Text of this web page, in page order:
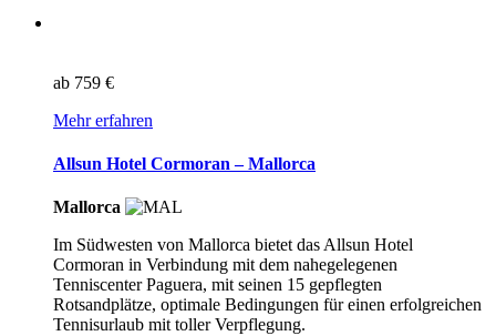
ab 759 €
Mehr erfahren
Allsun Hotel Cormoran – Mallorca
Mallorca
Im Südwesten von Mallorca bietet das Allsun Hotel
Cormoran in Verbindung mit dem nahegelegenen
Tenniscenter Paguera, mit seinen 15 gepflegten
Rotsandplätze, optimale Bedingungen für einen erfolgreichen
Tennisurlaub mit toller Verpflegung.